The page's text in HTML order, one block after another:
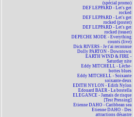
(spécial promo)
DEF LEPPARD - Let's get
rocked
DEF LEPPARD - Let's get
rocked (poster)
DEF LEPPARD - Let's get
rocked (teaser)
DEPECHE MODE - Everything
counts (live)
Dick RIVERS - Je t'ai reconnue
Dolly PARTON - Downtown
EARTH WIND & FIRE -
Saturday nite
Eddy MITCHELL - Lèche-
bottes blues
Eddy MITCHELL - Soixante
soixante-deux
EDITH NYLON - Edith Nylon
Edouard BAER - La bostella
ELEGANCE - Jamais de risque
[Test Pressing]
Etienne DAHO - Caribbean sea
Etienne DAHO - Des
attractions désastre